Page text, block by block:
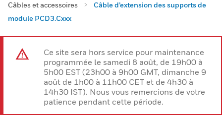
Câbles et accessoires
Câble d’extension des supports de
module PCD3.Cxxx
Ce site sera hors service pour maintenance
programmée le samedi 8 août, de 19h00 à
5h00 EST (23h00 à 9h00 GMT, dimanche 9
août de 1h00 à 11h00 CET et de 4h30 à
14h30 IST). Nous vous remercions de votre
patience pendant cette période.